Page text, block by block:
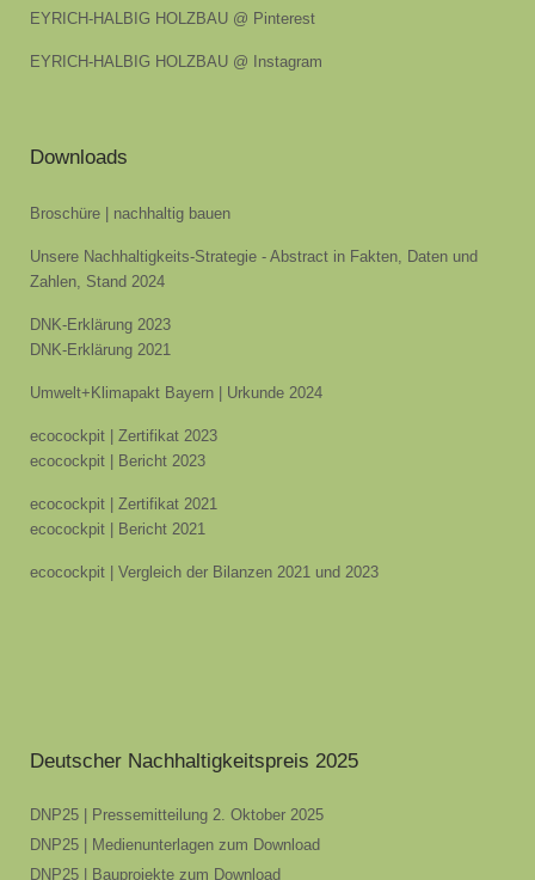
EYRICH-HALBIG HOLZBAU @ Pinterest
EYRICH-HALBIG HOLZBAU @ Instagram
Downloads
Broschüre | nachhaltig bauen
Unsere Nachhaltigkeits-Strategie - Abstract in Fakten, Daten und
Zahlen, Stand 2024
DNK-Erklärung 2023
DNK-Erklärung 2021
Umwelt+Klimapakt Bayern | Urkunde 2024
ecocockpit | Zertifikat 2023
ecocockpit | Bericht 2023
ecocockpit | Zertifikat 2021
ecocockpit | Bericht 2021
ecocockpit | Vergleich der Bilanzen 2021 und 2023
Deutscher Nachhaltigkeitspreis 2025
DNP25 | Pressemitteilung 2. Oktober 2025
DNP25 | Medienunterlagen zum Download
DNP25 | Bauprojekte zum Download